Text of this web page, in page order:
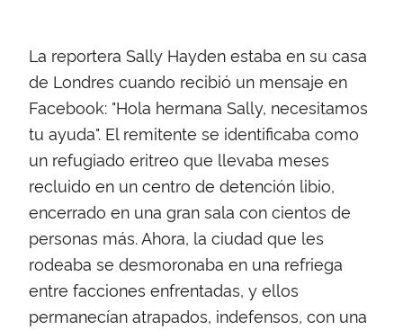
La reportera Sally Hayden estaba en su casa
de Londres cuando recibió un mensaje en
Facebook: "Hola hermana Sally, necesitamos
tu ayuda". El remitente se identificaba como
un refugiado eritreo que llevaba meses
recluido en un centro de detención libio,
encerrado en una gran sala con cientos de
personas más. Ahora, la ciudad que les
rodeaba se desmoronaba en una refriega
entre facciones enfrentadas, y ellos
permanecían atrapados, indefensos, con una